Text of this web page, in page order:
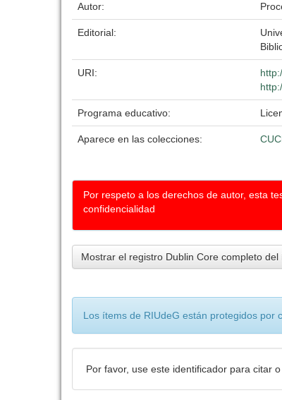
Autor:
Editorial:
URI:
Programa educativo:
Aparece en las colecciones:
Por respeto a los derechos de autor, esta
confidencialidad
Mostrar el registro Dublin Core completo del
Los ítems de RIUdeG están protegidos por
Por favor, use este identificador para citar